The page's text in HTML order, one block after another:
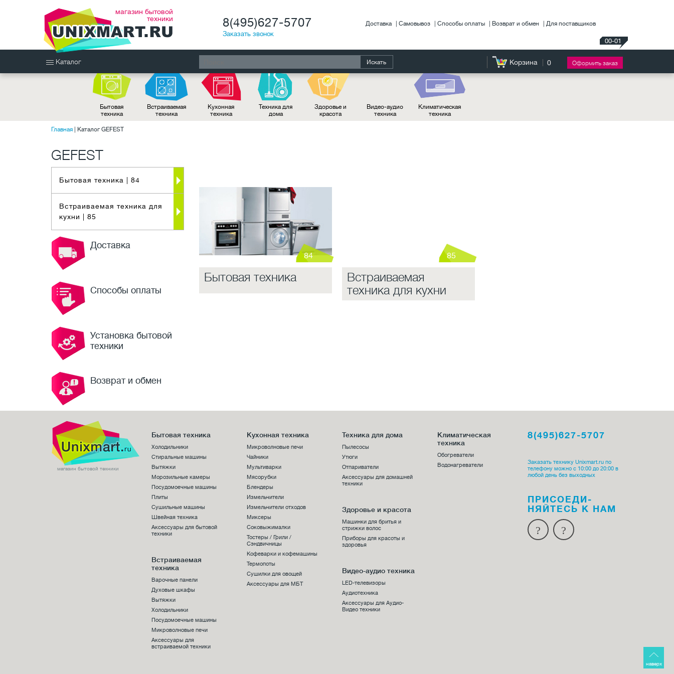
магазин бытовой
техники
8(495)627-5707
Заказать звонок
Доставка Самовывоз Способы оплаты Возврат и обмен Для поставщиков
00-01
Каталог Искать Корзина 0 Оформить заказ
Бытовая
техника
Встраиваемая
техника
Кухонная
техника
Техника для
дома
Здоровье и
красота
Видео-аудио
техника
Климатическая
техника
Главная Каталог GEFEST
GEFEST
84
Бытовая техника
85
Встраиваемая
техника для кухни
Бытовая техника | 84
Встраиваемая техника для
кухни
| 85
Доставка
Способы оплаты
Установка бытовой
техники
Возврат и обмен
магазин бытовой техники
Бытовая техника
Холодильники
Стиральные машины
Вытяжки
Морозильные камеры
Посудомоечные машины
Плиты
Сушильные машины
Швейная техника
Аксессуары для бытовой
техники
Встраиваемая
техника
Варочные панели
Духовые шкафы
Вытяжки
Холодильники
Посудомоечные машины
Микроволновые печи
Аксессуары для
встраиваемой техники
Кухонная техника
Микроволновые печи
Чайники
Мультиварки
Мясорубки
Блендеры
Измельчители
Измельчители отходов
Миксеры
Соковыжималки
Тостеры / Грили /
Сэндвичницы
Кофеварки и кофемашины
Термопоты
Сушилки для овощей
Аксессуары для МБТ
Техника для дома
Пылесосы
Утюги
Отпариватели
Аксессуары для домашней
техники
Здоровье и красота
Машинки для бритья и
стрижки волос
Приборы для красоты и
здоровья
Видео-аудио техника
LED-телевизоры
Аудиотехника
Аксессуары для Аудио-
Видео техники
Климатическая
техника
Обогреватели
Водонагреватели
8(495)627-5707
Заказать технику Unixmart.ru по
телефону можно с 10:00 до 20:00 в
любой день без выходных
ПРИСОЕДИ­
НЯЙТЕСЬ К НАМ
наверх